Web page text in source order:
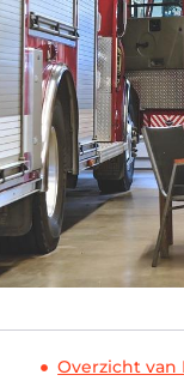
Overzicht